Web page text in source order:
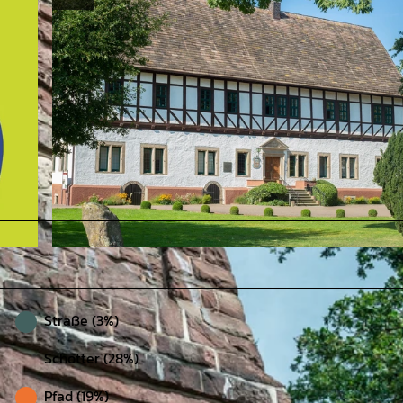
© Weserbergland Tourismus e.V. |CC-BY
Straße (3%)
Schotter (28%)
Pfad (19%)